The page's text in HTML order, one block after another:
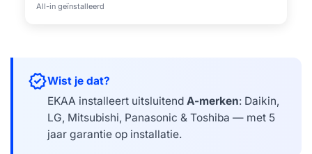
All-in geïnstalleerd
verifiedWist je dat?
EKAA installeert uitsluitend A-merken: Daikin,
LG, Mitsubishi, Panasonic & Toshiba — met 5
jaar garantie op installatie.